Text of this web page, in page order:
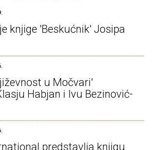
knjige 'Beskućnik' Josipa
u Močvari'
Habjan i Ivu Bezinović-
predstavlja knjigu